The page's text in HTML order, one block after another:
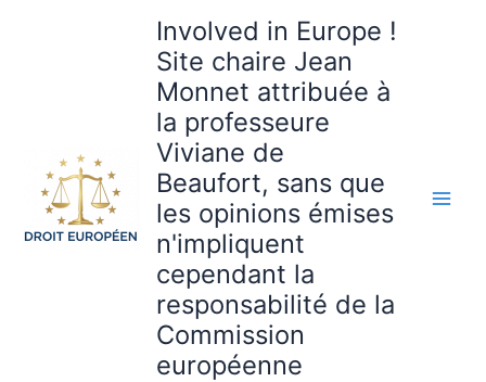
Involved in Europe !
Site chaire Jean
Monnet attribuée à
la professeure
Viviane de
Beaufort, sans que
les opinions émises
n'impliquent
cependant la
responsabilité de la
Commission
européenne